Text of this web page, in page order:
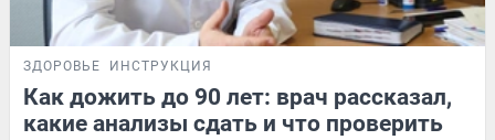
ЗДОРОВЬЕ ИНСТРУКЦИЯ
Как дожить до 90 лет: врач рассказал,
какие анализы сдать и что проверить